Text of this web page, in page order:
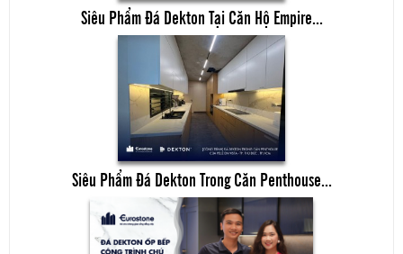
Siêu Phẩm Đá Dekton Tại Căn Hộ Empire...
Siêu Phẩm Đá Dekton Trong Căn Penthouse...